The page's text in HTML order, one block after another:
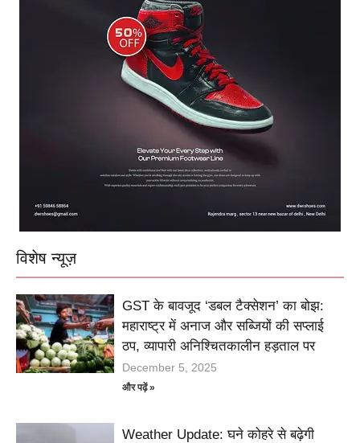
विशेष न्यूज़
GST के बावजूद ‘डबल टैक्सेशन’ का बोझ:
महाराष्ट्र में अनाज और सब्जियों की सप्लाई
ठप, व्यापारी अनिश्चितकालीन हड़ताल पर
December 5, 2025
और पढ़ें »
Weather Update: घने कोहरे से बढ़ेगी